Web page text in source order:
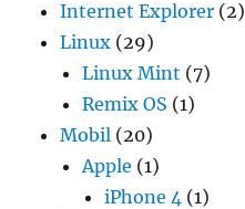
Internet Explorer (2)
Linux (29)
Linux Mint (7)
Remix OS (1)
Mobil (20)
Apple (1)
iPhone 4 (1)